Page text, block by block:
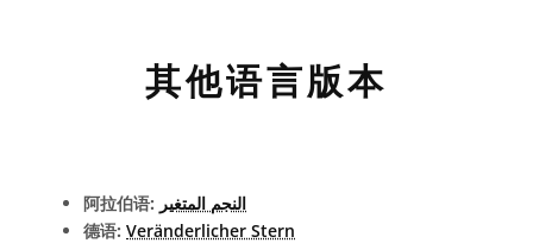
其他语言版本
阿拉伯语: النجم المتغير
德语: Veränderlicher Stern